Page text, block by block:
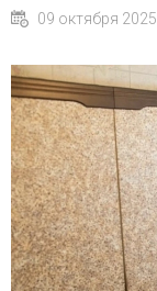
09 октября